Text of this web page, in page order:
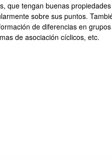
que tengan buenas
sobre sus puntos.
de diferencias en
de asociación cíclicos, etc.